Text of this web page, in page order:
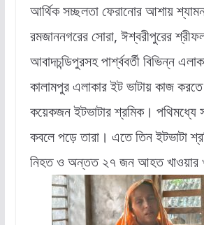
আর্থিক সচ্ছলতা ফেরানোর আশায়
রমজাননগরের সোরা, ঈশ্বরীপুরের
আবাদচন্ডিপুরসহ পার্শ্ববর্তী বিভিন্ন
কালামপুর এলাকার ইট ভাটায় কাজ করতে
কয়েকজন ইটভাটার শ্রমিক। পথিমধ্যে
কবলে পড়ে তারা। এতে তিন ইটভাটা
নিহত ও অন্তত ২৭ জন আহত খাওয়ার